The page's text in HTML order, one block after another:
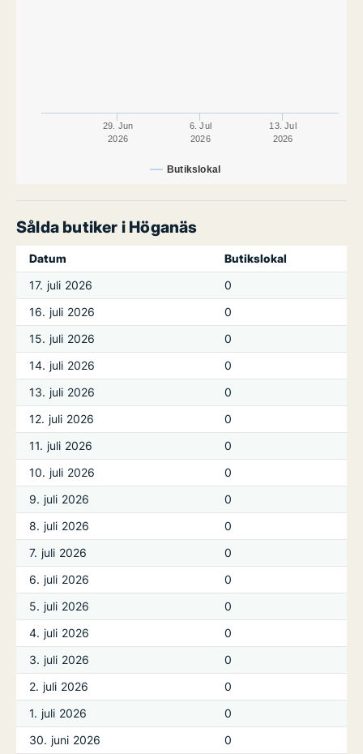
Butikslokal
29. Jun
2026
6. Jul
2026
13. Jul
2026
Sålda butiker i Höganäs
Datum
Butikslokal
17. juli 2026
0
16. juli 2026
0
15. juli 2026
0
14. juli 2026
0
13. juli 2026
0
12. juli 2026
0
11. juli 2026
0
10. juli 2026
0
9. juli 2026
0
8. juli 2026
0
7. juli 2026
0
6. juli 2026
0
5. juli 2026
0
4. juli 2026
0
3. juli 2026
0
2. juli 2026
0
1. juli 2026
0
30. juni 2026
0